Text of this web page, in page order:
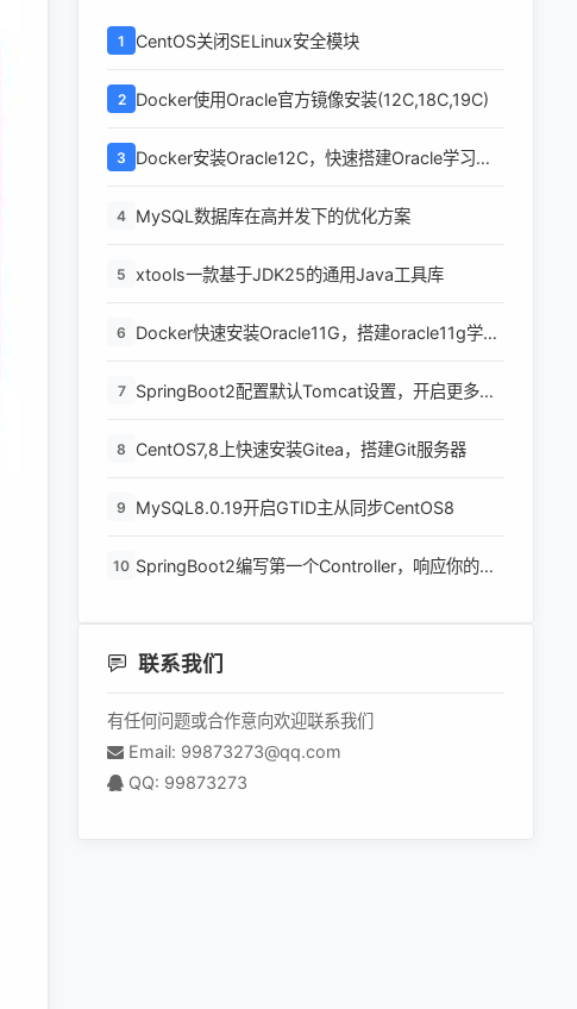
1 CentOS关闭SELinux安全模块
2 Docker使用Oracle官方镜像安装(12C,18C,19C)
3
Docker安装Oracle12C，快速搭建Oracle学习环
4 MySQL数据库在高并发下的优化方案
5 xtools一款基于JDK25的通用Java工具库
6
Docker快速安装Oracle11G，搭建oracle11g学习
7
SpringBoot2配置默认Tomcat设置，开启更多高
8 CentOS7,8上快速安装Gitea，搭建Git服务器
9 MySQL8.0.19开启GTID主从同步CentOS8
10 SpringBoot2编写第一个Controller，响应你的
联系我们
有任何问题或合作意向欢迎联系我们
Email: 99873273@qq.com
QQ: 99873273